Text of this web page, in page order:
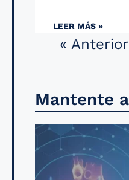
LEER MÁS »
« Anterior
Mantente